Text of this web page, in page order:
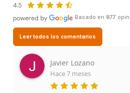
4.5
Basado en 877
Leer todos los comentarios
Javier Lozano
Hace 7 meses